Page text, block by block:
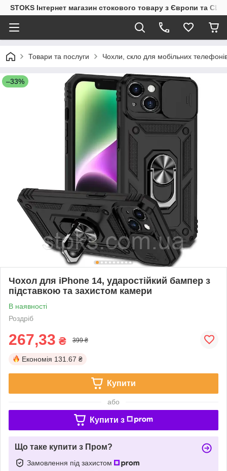
STOKS Інтернет магазин стокового товару з Європи та
Товари та послуги Чохли, скло для мобільних
–33%
Чохол для iPhone 14, ударостійкий бампер з
підставкою та захистом камери
В наявності
Роздріб
267,33 ₴ 399 ₴
Економія 131.67 ₴
Купити
або
Купити з
Що таке купити з Пром?
Замовлення під захистом